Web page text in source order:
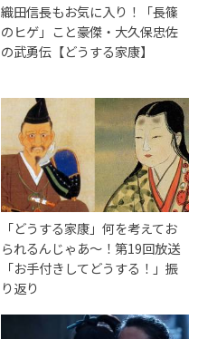
織田信長もお気に入り！「長篠
のヒゲ」こと豪傑・大久保忠佐
の武勇伝【どうする家康】
「どうする家康」何を考えてお
られるんじゃあ～！第19回放送
「お手付きしてどうする！」振
り返り